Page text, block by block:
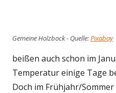
Gemeine Holzbock - Quelle:Pixabay
beißen auch schon im
Temperatur einige Tage
Doch im Frühjahr/